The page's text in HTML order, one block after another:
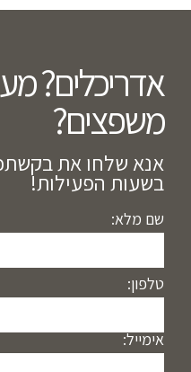
אדריכלים?
משפצים?​
אנא שלחו את
בשעות הפעילות!
שם מלא:
טלפון:
אימייל: